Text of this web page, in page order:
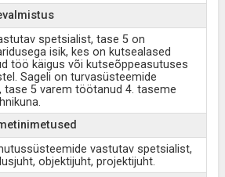
spetsialist, tase 5 on
isik, kes on kutsealased
töö käigus või kutseõppeasutuses
Sageli on turvasüsteemide
5 varem töötanud 4. taseme
vastutav spetsialist,
objektijuht, projektijuht.